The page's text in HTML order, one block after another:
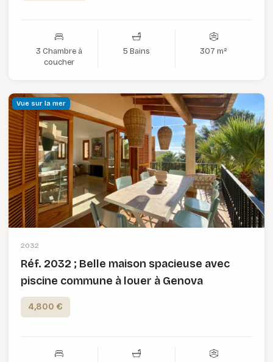
3 Chambre à
coucher
5 Bains 307 m²
Vue sur la mer
2032
Réf. 2032 ; Belle maison spacieuse avec
piscine commune à louer à Genova
4,800 €